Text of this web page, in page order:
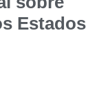
Estados